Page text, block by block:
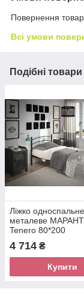
Повернення
Всі умови
Подібні товари
Ліжко односпальне
металеве
Tenero 80*200
4 714 ₴
Купити